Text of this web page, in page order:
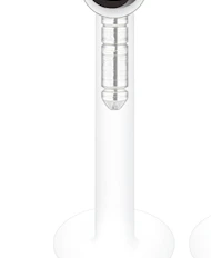
Álékszerek